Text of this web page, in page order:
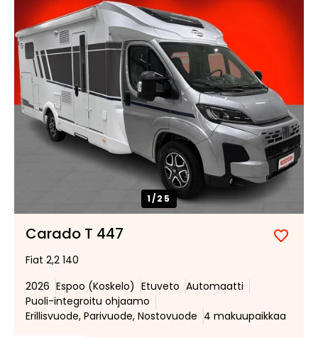
1/25
Carado T 447
Lisää
Fiat 2,2 140
2026 Espoo (Koskelo) Etuveto Automaatti
Puoli-integroitu ohjaamo
Erillisvuode, Parivuode, Nostovuode 4 makuupaikkaa